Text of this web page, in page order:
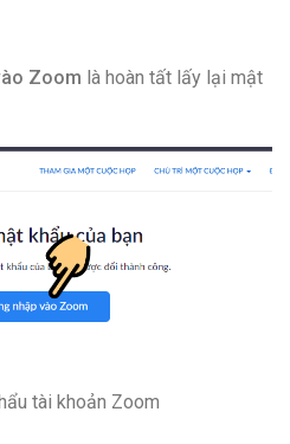
Zoom là hoàn tất lấy lại mật
tài khoản Zoom